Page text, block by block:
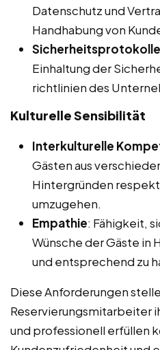
Datenschutz und
Handhabung von
Sicherheitsprotokolle
Einhaltung der
richtlinien des
Kulturelle Sensibilität
Interkulturelle
Gästen aus
Hintergründen
umzugehen.
Empathie: Fähigkeit,
Wünsche der Gäste in
und entsprechend zu
Diese Anforderungen
Reservierungsmitarbeiter
und professionell erfüllen